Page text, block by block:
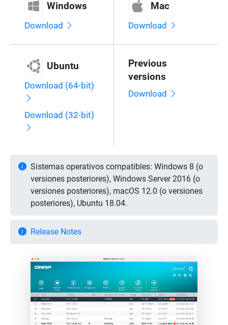
Windows
Download
Mac
Download
Ubuntu
Download (64-bit)
Download (32-bit)
Previous
versions
Download
Sistemas operativos compatibles: Windows 8 (o
versiones posteriores), Windows Server 2016 (o
versiones posteriores), macOS 12.0 (o versiones
posteriores), Ubuntu 18.04.
Release Notes